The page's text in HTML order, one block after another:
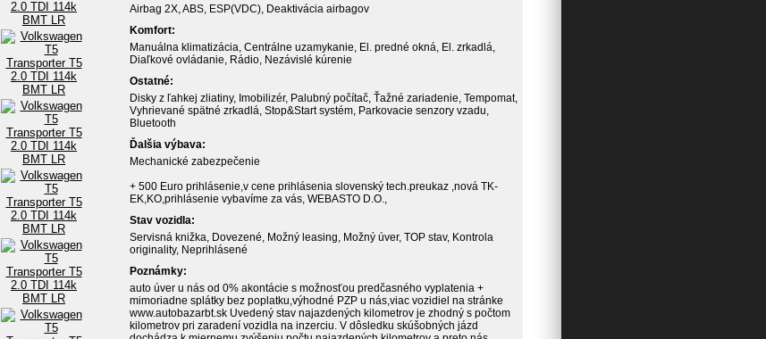
Airbag 2X, ABS, ESP(VDC), Deaktivácia airbagov
Komfort:
Manuálna klimatizácia, Centrálne uzamykanie, El. predné okná, El. zrkadlá,
Diaľkové ovládanie, Rádio, Nezávislé kúrenie
Ostatné:
Disky z ľahkej zliatiny, Imobilizér, Palubný počítač, Ťažné zariadenie, Tempomat,
Vyhrievané spätné zrkadlá, Stop&Start systém, Parkovacie senzory vzadu,
Bluetooth
Ďalšia výbava:
Mechanické zabezpečenie
+ 500 Euro prihlásenie,v cene prihlásenia slovenský tech.preukaz ,nová TK-
EK,KO,prihlásenie vybavíme za vás, WEBASTO D.O.,
Stav vozidla:
Servisná knižka, Dovezené, Možný leasing, Možný úver, TOP stav, Kontrola
originality, Neprihlásené
Poznámky:
auto úver u nás od 0% akontácie s možnosťou predčasného vyplatenia +
mimoriadne splátky bez poplatku,výhodné PZP u nás,viac vozidiel na stránke
www.autobazarbt.sk Uvedený stav najazdených kilometrov je zhodný s počtom
kilometrov pri zaradení vozidla na inzerciu. V dôsledku skúšobných jázd